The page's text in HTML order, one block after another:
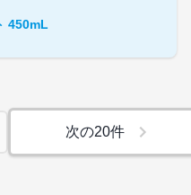
450mL
次の20件